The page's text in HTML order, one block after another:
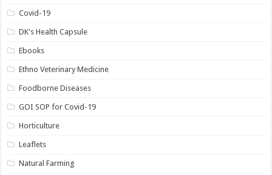
Covid-19
DK's Health Capsule
Ebooks
Ethno Veterinary Medicine
Foodborne Diseases
GOI SOP for Covid-19
Horticulture
Leaflets
Natural Farming